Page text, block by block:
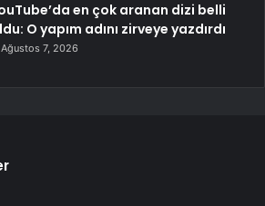
en çok aranan dizi belli
O yapım adını zirveye yazdırdı
Ağustos 7, 2026